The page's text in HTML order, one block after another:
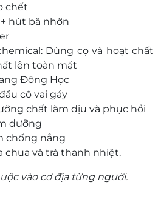
chết
hút bã nhờn
Dùng cọ và hoạt chất
lên toàn mặt
Đông Học
cổ vai gáy
chất làm dịu và phục hồi
dưỡng
chống nắng
chua và trà thanh nhiệt.
vào cơ địa từng người.